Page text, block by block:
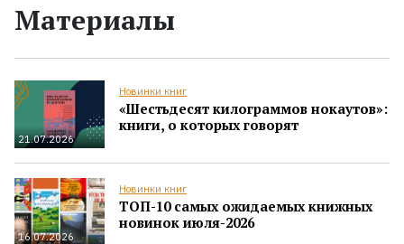
Материалы
21.07.2026
Новинки книг
«Шестьдесят килограммов нокаутов»:
книги, о которых говорят
16.07.2026
Новинки книг
ТОП-10 самых ожидаемых книжных
новинок июля-2026